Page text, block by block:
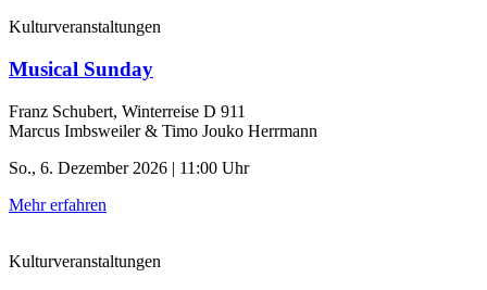
Kulturveranstaltungen
Musical Sunday
Franz Schubert, Winterreise D 911
Marcus Imbsweiler & Timo Jouko Herrmann
So., 6. Dezember 2026 | 11:00 Uhr
Mehr erfahren
Kulturveranstaltungen